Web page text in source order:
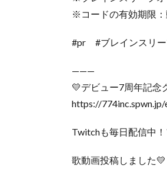
※コードの有効期限
#pr #ブレインスリ
———
💛デビュー7周年記念
https://
Twitchも毎日配信中
歌動画投稿しました💛